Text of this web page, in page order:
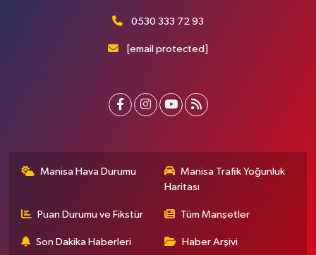
0530 333 72 93
[email protected]
Manisa Hava Durumu
Manisa Trafik Yoğunluk
Haritası
Puan Durumu ve Fikstür Tüm Manşetler
Son Dakika Haberleri Haber Arşivi